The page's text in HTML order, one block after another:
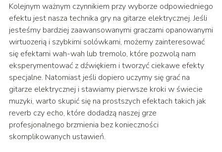
Kolejnym ważnym czynnikiem przy wyborze odpowiedniego
efektu jest nasza technika gry na gitarze elektrycznej. Jeśli
jesteśmy bardziej zaawansowanymi graczami opanowanymi
wirtuozerią i szybkimi solówkami, możemy zainteresować
się efektami wah-wah lub tremolo, które pozwolą nam
eksperymentować z dźwiękiem i tworzyć ciekawe efekty
specjalne. Natomiast jeśli dopiero uczymy się grać na
gitarze elektrycznej i stawiamy pierwsze kroki w świecie
muzyki, warto skupić się na prostszych efektach takich jak
reverb czy echo, które dodadzą naszej grze
profesjonalnego brzmienia bez konieczności
skomplikowanych ustawień.